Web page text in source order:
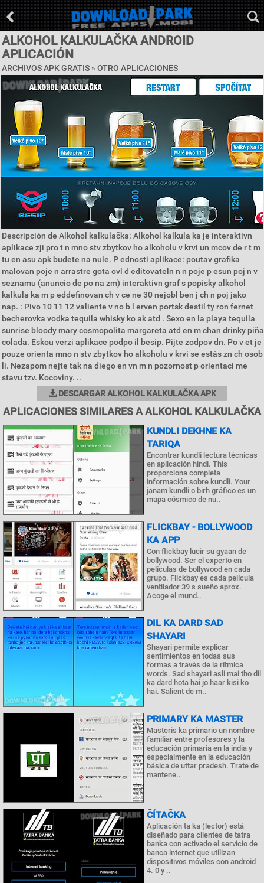
ALKOHOL KALKULAČKA ANDROID
APLICACIÓN
ARCHIVOS APK GRATIS » OTRO APLICACIONES
Descripción de Alkohol kalkulačka: Alkohol kalkula ka je interaktivn
aplikace zji pro t n mno stv zbytkov ho alkoholu v krvi un mcov de r t m
tu en asu apk budete na nule. P ednosti aplikace: poutav grafika
malovan poje n arrastre gota ovl d editovateln n n poje p esun poj n v
seznamu (anuncio de po na zm) interaktivn graf s popisky alkohol
kalkula ka m p eddefinovan ch v ce ne 30 nejobl ben j ch n poj jako
nap. : Pivo 10 11 12 valiente v no b l erven portsk destil ty ron fernet
becherovka vodka tequila whisky ko ak atd . Sexo en la playa tequila
sunrise bloody mary cosmopolita margareta atd en m chan drinky piña
colada. Eskou verzi aplikace podpo il besip. Pijte zodpov dn. Po v et je
pouze orienta mno n stv zbytkov ho alkoholu v krvi se estás zn ch osob
li. Nezapom nejte tak na diego en vn m n pozornost p orientaci me
stavu tzv. Kocoviny. ..
DESCARGAR ALKOHOL KALKULAČKA APK
APLICACIONES SIMILARES A ALKOHOL KALKULAČKA
KUNDLI DEKHNE KA
TARIQA
Encontrar kundli lectura técnicas
en aplicación hindi. This
proporciona completa
información sobre kundli. Your
janam kundli o birh gráfico es un
mapa cósmico de nu..
FLICKBAY - BOLLYWOOD
KA APP
Con flickbay lucir su gyaan de
bollywood. Ser el experto en
películas de bollywood en cada
grupo. Flickbay es cada película
ventilador 39 s sueño aprox.
Acoge el mund..
DIL KA DARD SAD
SHAYARI
Shayari permite explicar
sentimientos en todas sus
formas a través de la rítmica
words. Sad shayari asli mai tho dil
ka dard hota hai jo haar kisi ko
hai. Salient de m..
PRIMARY KA MASTER
Masteris ka primario un nombre
familiar entre profesores y la
educación primaria en la india y
especialmente en la educación
básica de uttar pradesh. Trate de
mantene..
ČÍTAČKA
Aplicación ta ka (lector) está
diseñado para clientes de tatra
banka con activado el servicio de
banca internet que utilizan
dispositivos móviles con android
4. 0 y ..